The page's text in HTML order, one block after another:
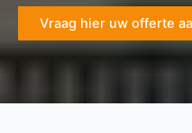
Vraag hier uw offerte